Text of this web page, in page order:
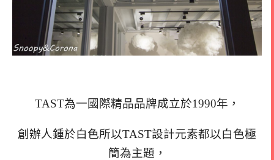
TAST為一國際精品品牌成立於1990年，
創辦人鍾於白色所以TAST設計元素都以白色極
簡為主題，